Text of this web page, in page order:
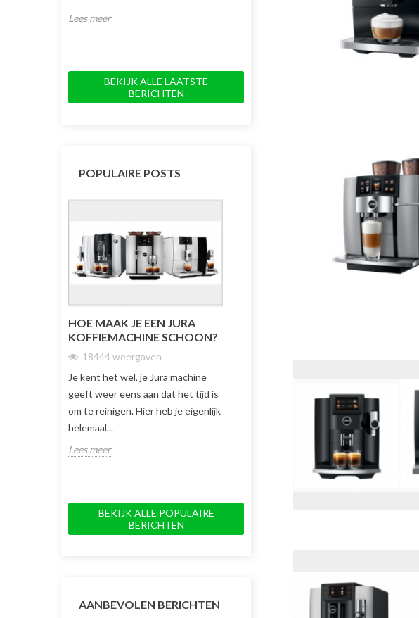
Lees meer
BEKIJK ALLE LAATSTE
BERICHTEN
POPULAIRE POSTS
HOE MAAK JE EEN JURA
KOFFIEMACHINE SCHOON?
18444 weergaven
Je kent het wel, je Jura machine
geeft weer eens aan dat het tijd is
om te reinigen. Hier heb je eigenlijk
helemaal...
Lees meer
en outs van de Jura E4.
BEKIJK ALLE POPULAIRE
BERICHTEN
AANBEVOLEN BERICHTEN